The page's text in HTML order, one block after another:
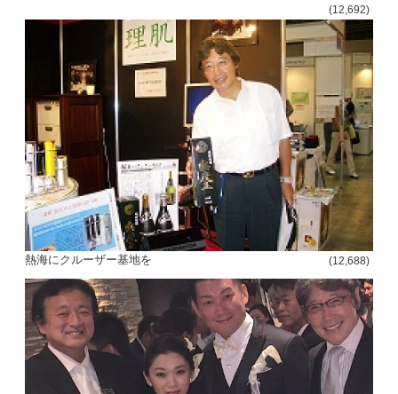
(12,692)
熱海にクルーザー基地を (12,688)